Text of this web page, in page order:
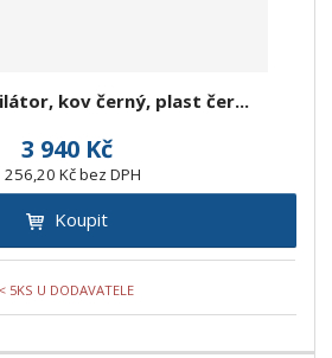
kov černý, plast čer...
3 940 Kč
256,20 Kč bez DPH
Koupit
< 5KS U DODAVATELE